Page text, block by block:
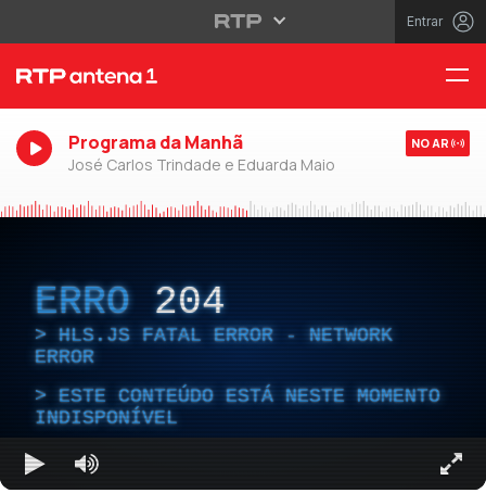
Entrar
Programa da Manhã
José Carlos Trindade e Eduarda Maio
NO AR
ERRO 204
HLS.JS FATAL ERROR - NETWORK
ERROR
ESTE CONTEÚDO ESTÁ NESTE MOMENTO
INDISPONÍVEL